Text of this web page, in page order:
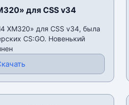
для CSS v34
XM320» для CSS v34, была
CS:GO. Новенький